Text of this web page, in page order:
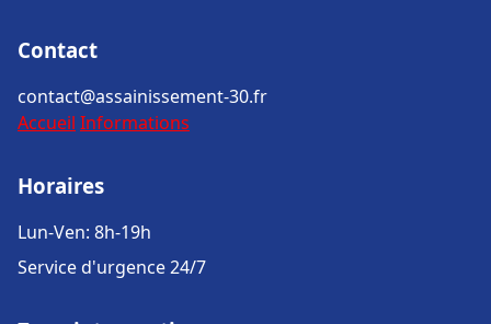
Contact
contact@assainissement-30.fr
Accueil Informations
Horaires
Lun-Ven: 8h-19h
Service d'urgence 24/7